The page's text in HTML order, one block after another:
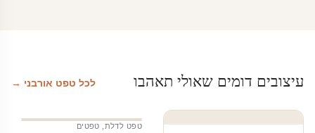
עיצובים דומים שאולי תאהבו לכל טפט אורבני →
טפט לדלת טפטים